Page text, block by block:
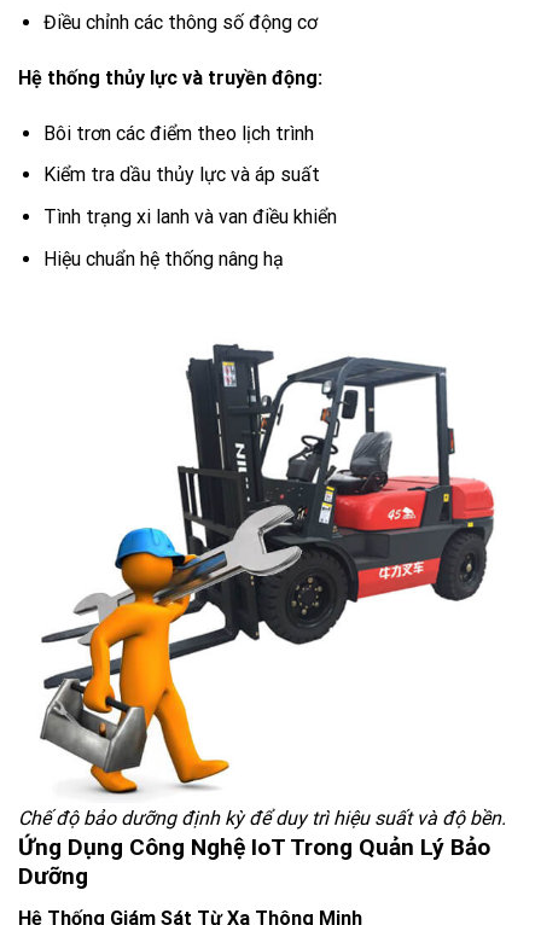
Điều chỉnh các thông số động cơ
Hệ thống thủy lực và truyền động:
Bôi trơn các điểm theo lịch trình
Kiểm tra dầu thủy lực và áp suất
Tình trạng xi lanh và van điều khiển
Hiệu chuẩn hệ thống nâng hạ
Chế độ bảo dưỡng định kỳ để duy trì hiệu suất và độ bền.
Ứng Dụng Công Nghệ IoT Trong Quản Lý Bảo
Dưỡng
Hệ Thống Giám Sát Từ Xa Thông Minh